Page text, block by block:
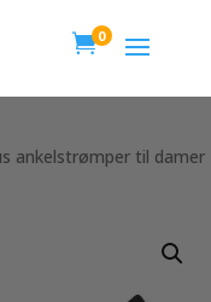
0
ankelstrømper til damer